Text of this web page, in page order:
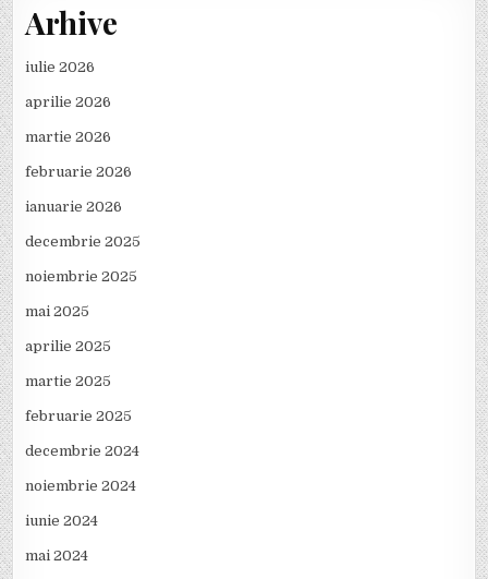
Arhive
iulie 2026
aprilie 2026
martie 2026
februarie 2026
ianuarie 2026
decembrie 2025
noiembrie 2025
mai 2025
aprilie 2025
martie 2025
februarie 2025
decembrie 2024
noiembrie 2024
iunie 2024
mai 2024